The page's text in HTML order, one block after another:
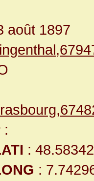
août 1897
:
:
: